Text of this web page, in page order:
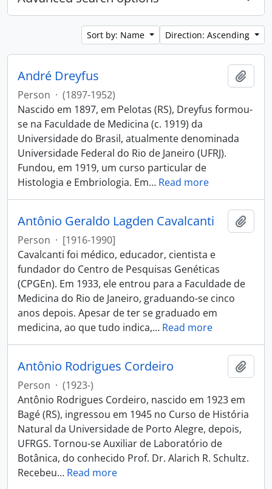
Sort by: Name Direction: Ascending
André Dreyfus
Person · (1897-1952)
Nascido em 1897, em Pelotas (RS), Dreyfus formou-
se na Faculdade de Medicina (c. 1919) da
Universidade do Brasil, atualmente denominada
Universidade Federal do Rio de Janeiro (UFRJ).
Fundou, em 1919, um curso particular de
Histologia e Embriologia. Em… Read more
Antônio Geraldo Lagden Cavalcanti
Person · [1916-1990]
Cavalcanti foi médico, educador, cientista e
fundador do Centro de Pesquisas Genéticas
(CPGEn). Em 1933, ele entrou para a Faculdade de
Medicina do Rio de Janeiro, graduando-se cinco
anos depois. Apesar de ter se graduado em
medicina, ao que tudo indica,… Read more
Antônio Rodrigues Cordeiro
Person · (1923-)
Antônio Rodrigues Cordeiro, nascido em 1923 em
Bagé (RS), ingressou em 1945 no Curso de História
Natural da Universidade de Porto Alegre, depois,
UFRGS. Tornou-se Auxiliar de Laboratório de
Botânica, do conhecido Prof. Dr. Alarich R. Schultz.
Recebeu… Read more